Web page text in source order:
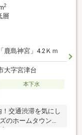
2
層
鹿島神宮」4.2Ｋｍ
大字宮津台
本下水
交通渋滞を気にし
のホームタウン！